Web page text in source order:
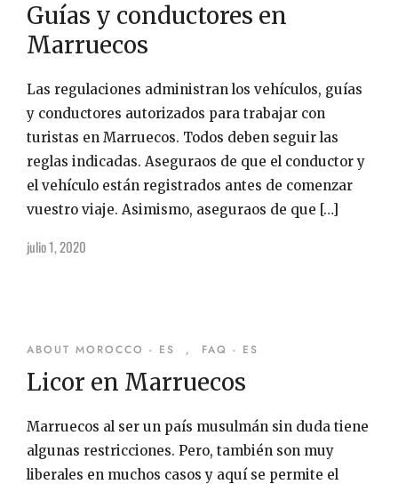
Guías y conductores en
Marruecos
Las regulaciones administran los vehículos, guías
y conductores autorizados para trabajar con
turistas en Marruecos. Todos deben seguir las
reglas indicadas. Aseguraos de que el conductor y
el vehículo están registrados antes de comenzar
vuestro viaje. Asimismo, aseguraos de que […]
julio 1, 2020
ABOUT MOROCCO - ES , FAQ - ES
Licor en Marruecos
Marruecos al ser un país musulmán sin duda tiene
algunas restricciones. Pero, también son muy
liberales en muchos casos y aquí se permite el